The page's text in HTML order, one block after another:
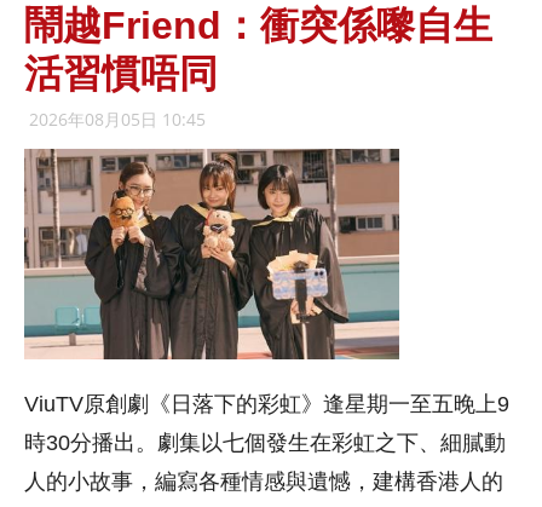
鬧越Friend：衝突係嚟自生
活習慣唔同
2026年08月05日 10:45
ViuTV原創劇《日落下的彩虹》逢星期一至五晚上9
時30分播出。劇集以七個發生在彩虹之下、細膩動
人的小故事，編寫各種情感與遺憾，建構香港人的